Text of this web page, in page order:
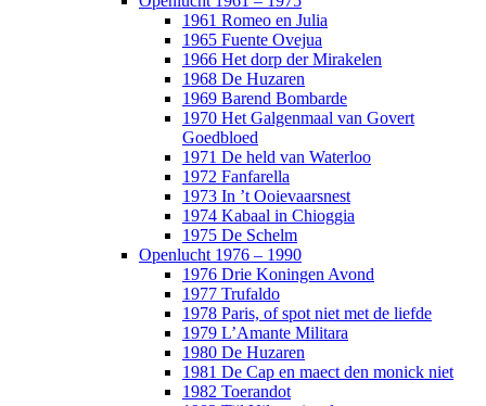
1961 Romeo en Julia
1965 Fuente Ovejua
1966 Het dorp der Mirakelen
1968 De Huzaren
1969 Barend Bombarde
1970 Het Galgenmaal van Govert
Goedbloed
1971 De held van Waterloo
1972 Fanfarella
1973 In ’t Ooievaarsnest
1974 Kabaal in Chioggia
1975 De Schelm
Openlucht 1976 – 1990
1976 Drie Koningen Avond
1977 Trufaldo
1978 Paris, of spot niet met de liefde
1979 L’Amante Militara
1980 De Huzaren
1981 De Cap en maect den monick niet
1982 Toerandot